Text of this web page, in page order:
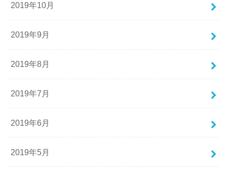
2019年10月
2019年9月
2019年8月
2019年7月
2019年6月
2019年5月